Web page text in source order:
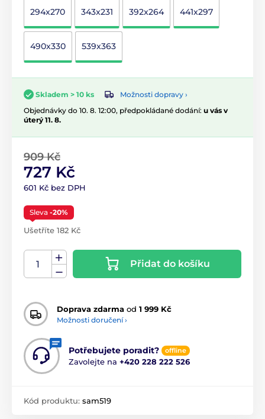
294x270 343x231 392x264 441x297
490x330 539x363
Skladem > 10 ks
Možnosti dopravy ›
Objednávky do 10. 8. 12:00, předpokládané dodání: u vás v
úterý 11. 8.
909 Kč
727 Kč
601 Kč bez DPH
Sleva -20%
Ušetříte 182 Kč
Přidat do košíku
Doprava zdarma od 1 999 Kč
Možnosti doručení ›
Potřebujete poradit? offline
Zavolejte na +420 228 222 526
Kód produktu: sam519